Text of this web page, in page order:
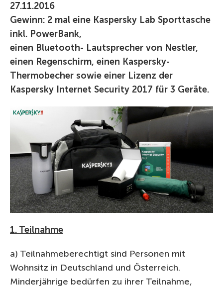
27.11.2016
Gewinn: 2 mal eine Kaspersky Lab Sporttasche
inkl. PowerBank,
einen Bluetooth- Lautsprecher von Nestler,
einen Regenschirm, einen Kaspersky-
Thermobecher sowie einer Lizenz der
Kaspersky Internet Security 2017 für 3 Geräte.
1. Teilnahme
a) Teilnahmeberechtigt sind Personen mit
Wohnsitz in Deutschland und Österreich.
Minderjährige bedürfen zu ihrer Teilnahme,